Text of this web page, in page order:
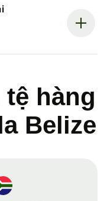
hàng
Belize